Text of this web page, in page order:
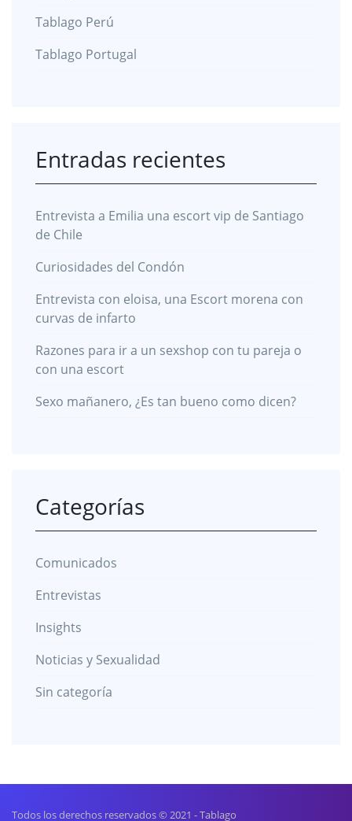
Tablago Perú
Tablago Portugal
Entradas recientes
Entrevista a Emilia una escort vip de Santiago
de Chile
Curiosidades del Condón
Entrevista con eloisa, una Escort morena con
curvas de infarto
Razones para ir a un sexshop con tu pareja o
con una escort
Sexo mañanero, ¿Es tan bueno como dicen?
Categorías
Comunicados
Entrevistas
Insights
Noticias y Sexualidad
Sin categoría
Todos los derechos reservados © 2021 - Tablago